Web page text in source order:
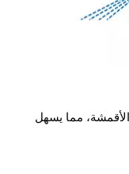
مما يسهل